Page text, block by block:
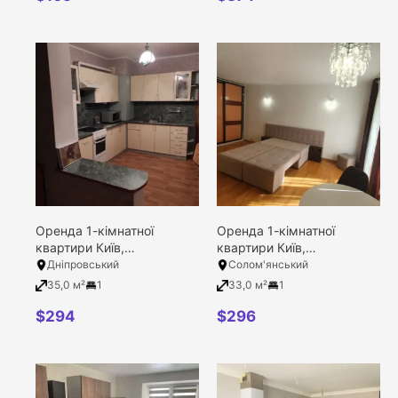
Оренда 1-кімнатної
квартири Київ,
Дніпровський район,
Сосницька вулиця, 19
Дніпровський
35,0 м²
1
$294
Оренда 1-кімнатної
квартири Київ,
Солом’янський район,
Донця Михайла вулиця,
Солом'янський
33,0 м²
1
$296